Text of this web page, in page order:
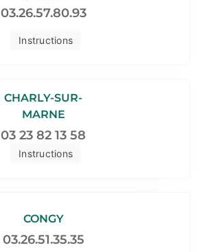
Instructions
03.26.57.80.93
Instructions
CHARLY-SUR-
MARNE
03 23 82 13 58
CONGY
03.26.51.35.35